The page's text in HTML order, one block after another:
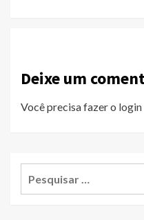
Deixe um
Você precisa fazer o login